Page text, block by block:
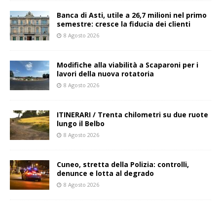
Banca di Asti, utile a 26,7 milioni nel primo
semestre: cresce la fiducia dei clienti
8 Agosto 2026
Modifiche alla viabilità a Scaparoni per i
lavori della nuova rotatoria
8 Agosto 2026
ITINERARI / Trenta chilometri su due ruote
lungo il Belbo
8 Agosto 2026
Cuneo, stretta della Polizia: controlli,
denunce e lotta al degrado
8 Agosto 2026